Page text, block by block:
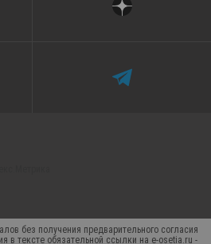
без получения предварительного согласия
в тексте обязательной ссылки на e-osetia.ru -